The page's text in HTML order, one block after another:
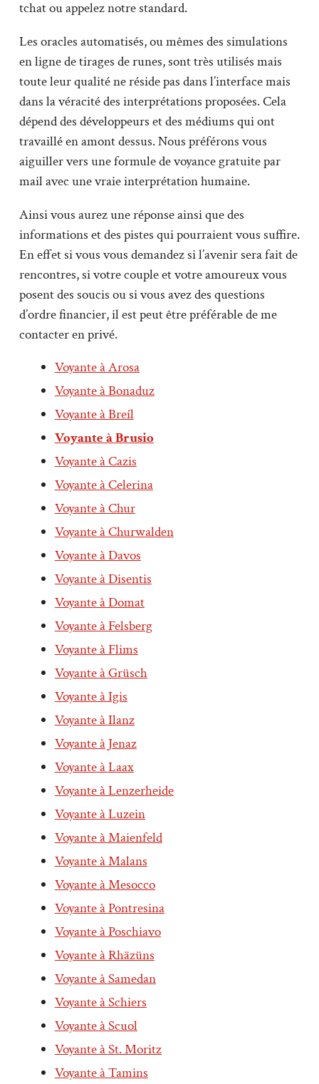
tchat ou appelez notre standard.
Les oracles automatisés, ou mêmes des simulations
en ligne de tirages de runes, sont très utilisés mais
toute leur qualité ne réside pas dans l’interface mais
dans la véracité des interprétations proposées. Cela
dépend des développeurs et des médiums qui ont
travaillé en amont dessus. Nous préférons vous
aiguiller vers une formule de voyance gratuite par
mail avec une vraie interprétation humaine.
Ainsi vous aurez une réponse ainsi que des
informations et des pistes qui pourraient vous suffire.
En effet si vous vous demandez si l’avenir sera fait de
rencontres, si votre couple et votre amoureux vous
posent des soucis ou si vous avez des questions
d’ordre financier, il est peut être préférable de me
contacter en privé.
Voyante à Arosa
Voyante à Bonaduz
Voyante à Breíl
Voyante à Brusio
Voyante à Cazis
Voyante à Celerina
Voyante à Chur
Voyante à Churwalden
Voyante à Davos
Voyante à Disentis
Voyante à Domat
Voyante à Felsberg
Voyante à Flims
Voyante à Grüsch
Voyante à Igis
Voyante à Ilanz
Voyante à Jenaz
Voyante à Laax
Voyante à Lenzerheide
Voyante à Luzein
Voyante à Maienfeld
Voyante à Malans
Voyante à Mesocco
Voyante à Pontresina
Voyante à Poschiavo
Voyante à Rhäzüns
Voyante à Samedan
Voyante à Schiers
Voyante à Scuol
Voyante à St. Moritz
Voyante à Tamins